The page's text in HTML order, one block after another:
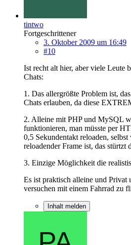
tintwo
Fortgeschrittener
3. Oktober 2009 um 16:49
#10
Ist recht alt hier, aber viele Leute
Chats:
1. Das allergrößte Problem ist,
Chats erlauben, da diese
2. Alleine mit PHP und MySQL
funktionieren, man müsste per
0,5 Sekundentakt reloaden,
reloadender Frame ist, das stürtzt
3. Einzige Möglichkeit die
Es ist praktisch alleine und Privat
versuchen mit einem Fahrrad zu
Inhalt melden